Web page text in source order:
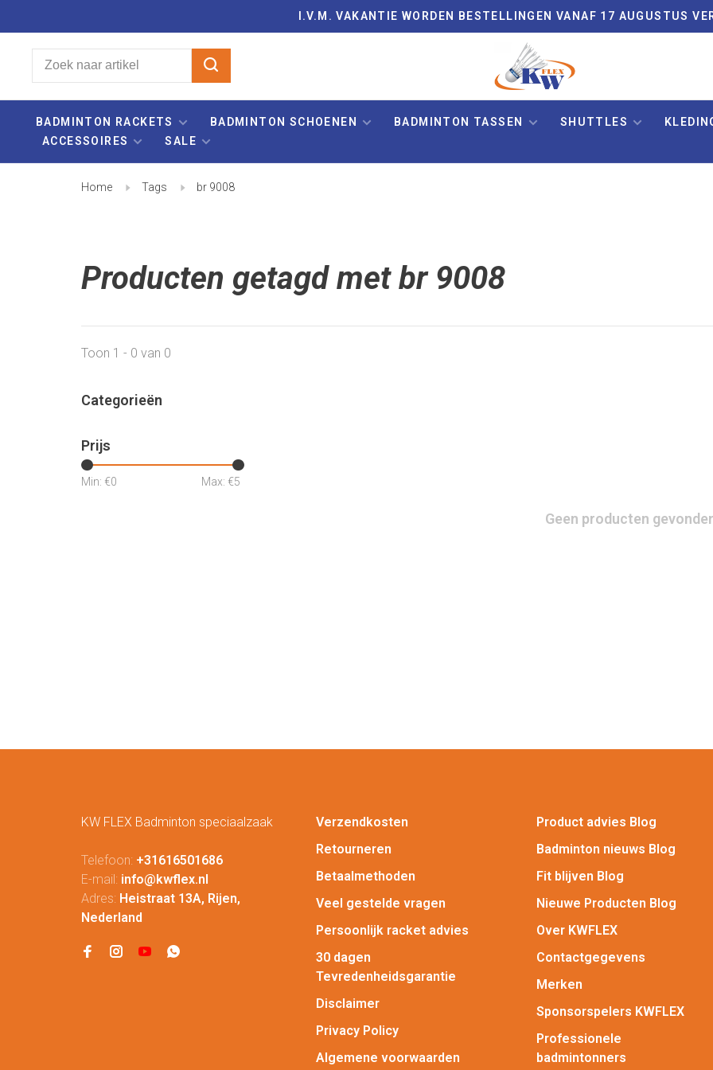
I.V.M. VAKANTIE WORDEN BESTELLINGEN VANAF 17 AUGUSTUS
BADMINTON RACKETS BADMINTON SCHOENEN BADMINTON TASSEN SHUTTLES
ACCESSOIRES
SALE
Home Tags br 9008
Producten getagd met br 9008
Toon 1 - 0 van 0
Categorieën
Prijs
Min: €0 Max: €5
Geen producten
KW FLEX Badminton speciaalzaak
Telefoon: +31616501686
E-mail: info@kwflex.nl
Adres: Heistraat 13A, Rijen,
Nederland
Verzendkosten
Retourneren
Betaalmethoden
Veel gestelde vragen
Persoonlijk racket advies
30 dagen
Tevredenheidsgarantie
Disclaimer
Privacy Policy
Algemene voorwaarden
Product advies Blog
Badminton nieuws Blog
Fit blijven Blog
Nieuwe Producten Blog
Over KWFLEX
Contactgegevens
Merken
Sponsorspelers KWFLEX
Professionele
badmintonners